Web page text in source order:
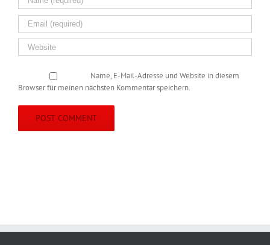
Name, E-Mail-Adresse und Website in diesem
Browser für meinen nächsten Kommentar speichern.